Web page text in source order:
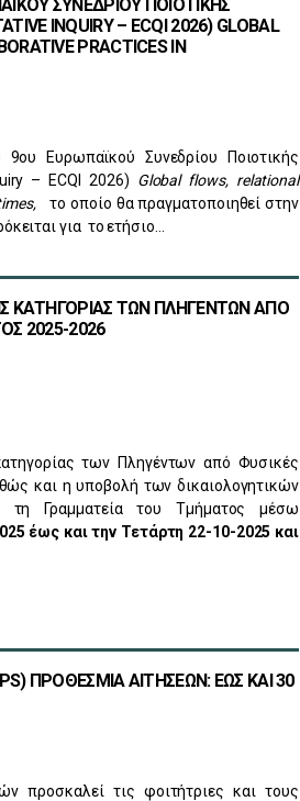
ΣΥΝΕΔΡΙΟΥ ΠΟΙΟΤΙΚΗΣ
INQUIRY – ECQI 2026) GLOBAL
PRACTICES IN
Ευρωπαϊκού Συνεδρίου Ποιοτικής
– ECQI 2026) Global flows, relational
το οποίο θα πραγματοποιηθεί στην
για το ετήσιο…
ΚΑΤΗΓΟΡΙΑΣ ΤΩΝ ΠΛΗΓΕΝΤΩΝ ΑΠΟ
2025-2026
των Πληγέντων από Φυσικές
και η υποβολή των δικαιολογητικών
τη Γραμματεία του Τμήματος μέσω
έως και την Τετάρτη 22-10-2025 και
ΠΡΟΘΕΣΜΙΑ ΑΙΤΗΣΕΩΝ: ΕΩΣ ΚΑΙ 30
προσκαλεί τις φοιτήτριες και τους